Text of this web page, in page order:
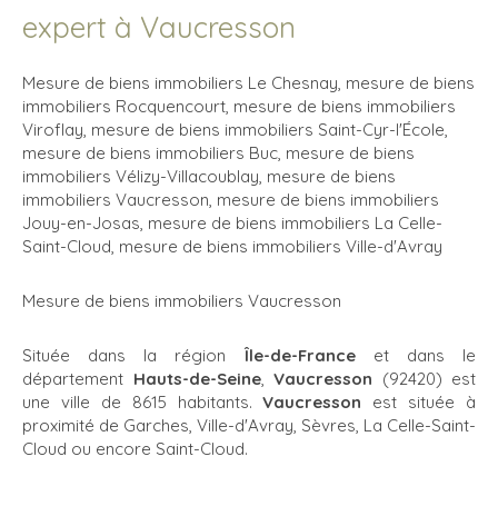
expert à Vaucresson
Mesure de biens immobiliers Le Chesnay, mesure de biens
immobiliers Rocquencourt, mesure de biens immobiliers
Viroflay, mesure de biens immobiliers Saint-Cyr-l'École,
mesure de biens immobiliers Buc, mesure de biens
immobiliers Vélizy-Villacoublay, mesure de biens
immobiliers Vaucresson, mesure de biens immobiliers
Jouy-en-Josas, mesure de biens immobiliers La Celle-
Saint-Cloud, mesure de biens immobiliers Ville-d'Avray
Mesure de biens immobiliers Vaucresson
Située dans la région Île-de-Franceet dans le
département Hauts-de-Seine, Vaucresson (92420) est
une ville de 8615 habitants.Vaucresson est située à
proximité de Garches, Ville-d'Avray, Sèvres, La Celle-Saint-
Cloud ou encore Saint-Cloud.